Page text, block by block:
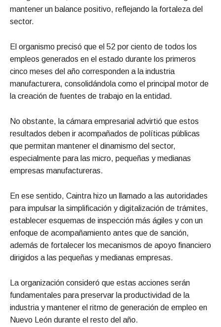
mantener un balance positivo, reflejando la fortaleza del
sector.
El organismo precisó que el 52 por ciento de todos los
empleos generados en el estado durante los primeros
cinco meses del año corresponden a la industria
manufacturera, consolidándola como el principal motor de
la creación de fuentes de trabajo en la entidad.
No obstante, la cámara empresarial advirtió que estos
resultados deben ir acompañados de políticas públicas
que permitan mantener el dinamismo del sector,
especialmente para las micro, pequeñas y medianas
empresas manufactureras.
En ese sentido, Caintra hizo un llamado a las autoridades
para impulsar la simplificación y digitalización de trámites,
establecer esquemas de inspección más ágiles y con un
enfoque de acompañamiento antes que de sanción,
además de fortalecer los mecanismos de apoyo financiero
dirigidos a las pequeñas y medianas empresas.
La organización consideró que estas acciones serán
fundamentales para preservar la productividad de la
industria y mantener el ritmo de generación de empleo en
Nuevo León durante el resto del año.